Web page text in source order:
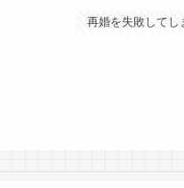
再婚を失敗してし